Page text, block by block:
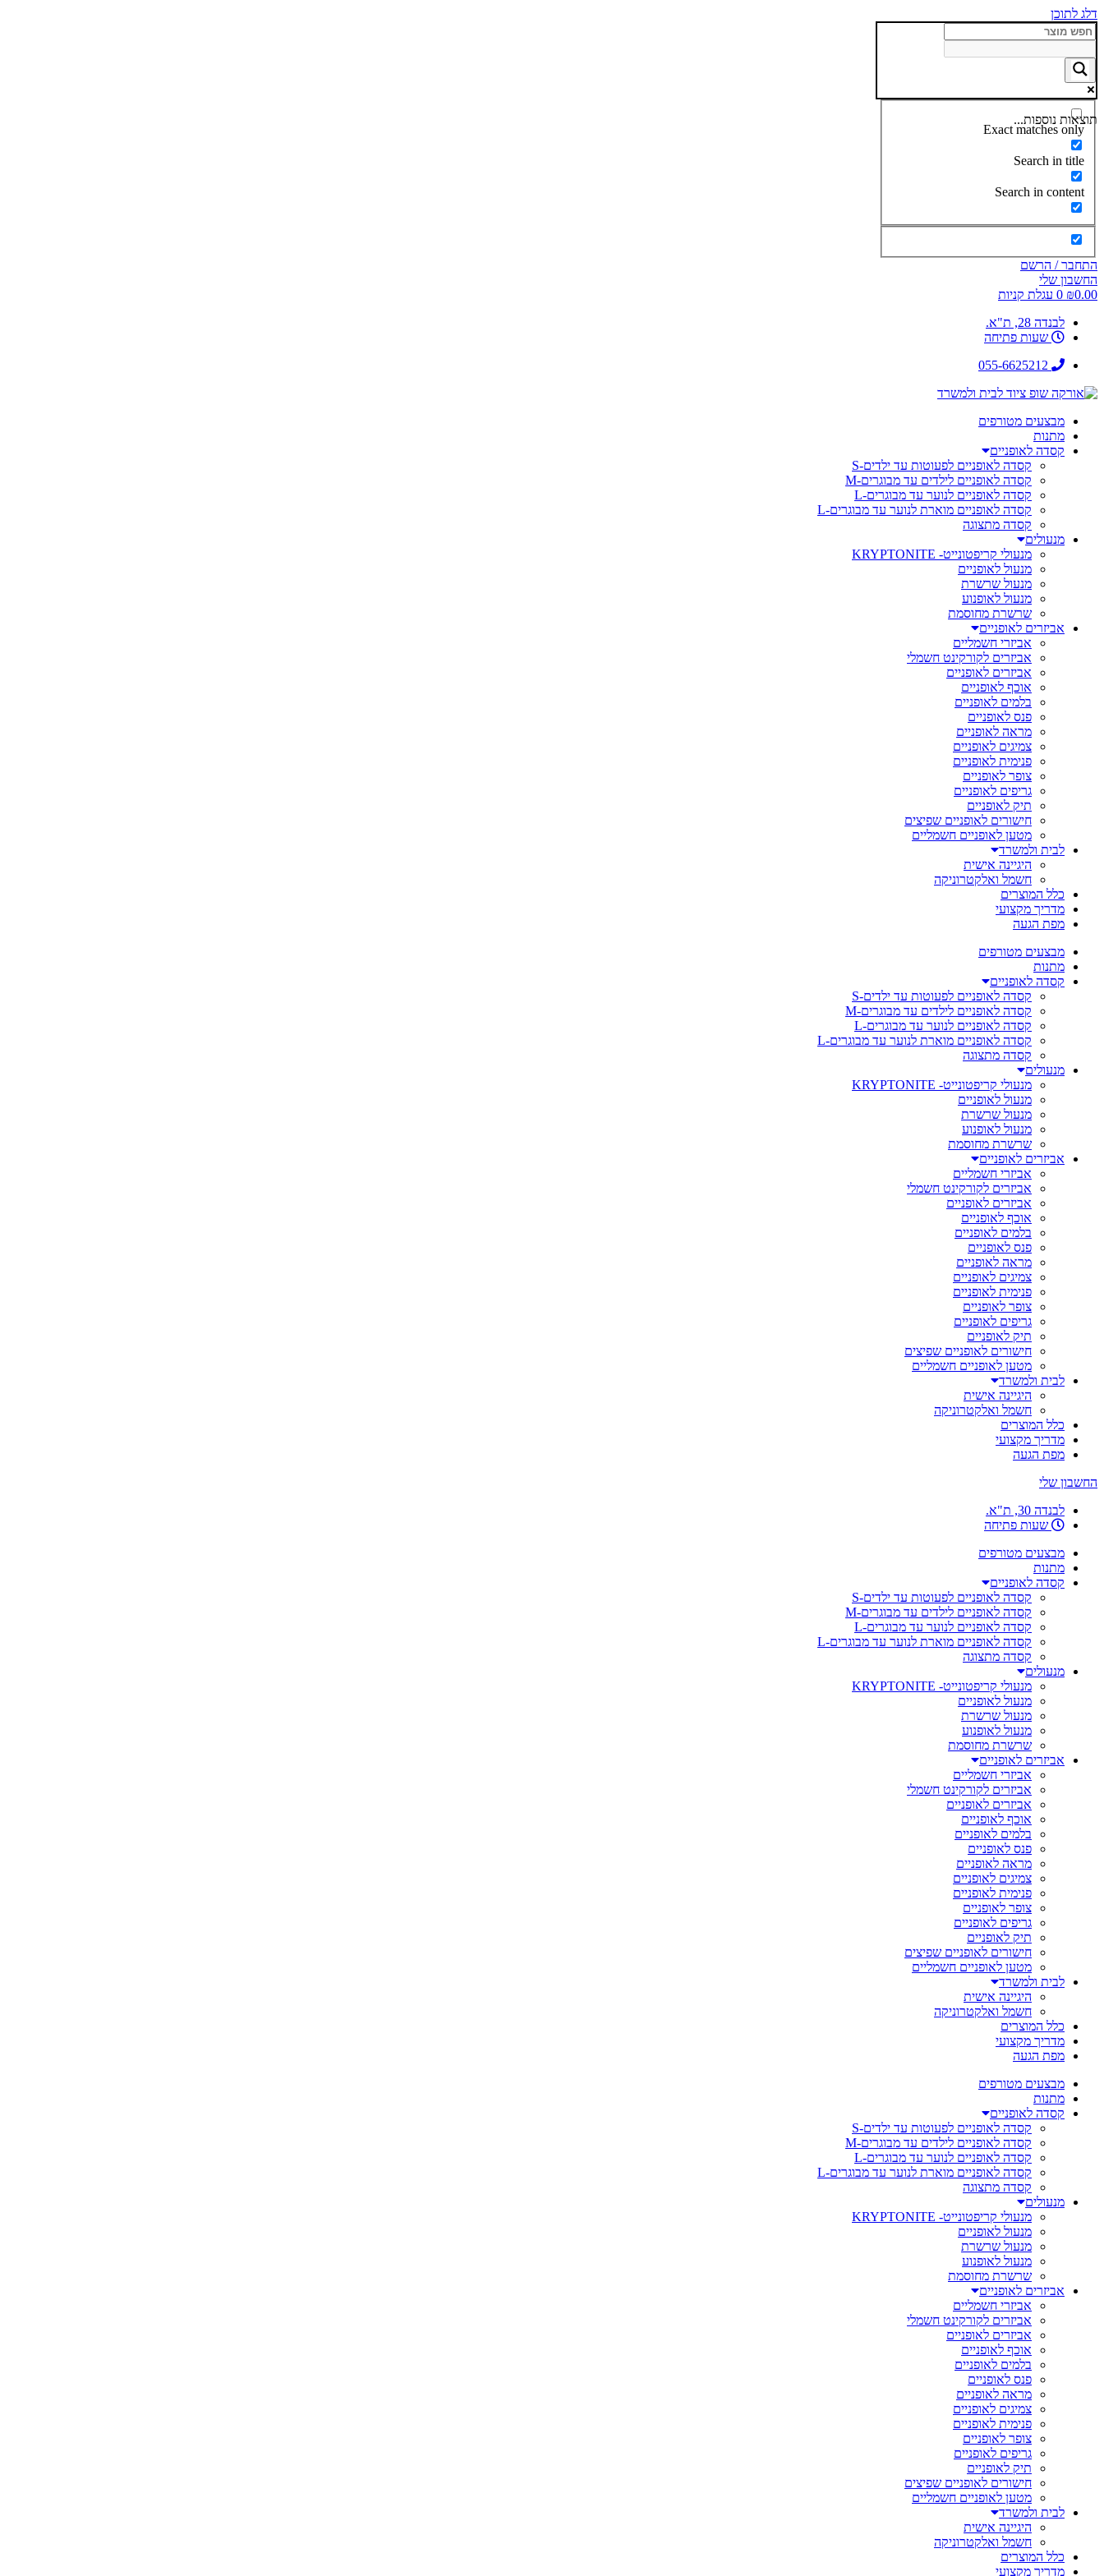
דלג לתוכן
תוצאות נוספות...
Exact matches only
Search in title
Search in content
התחבר / הרשם
החשבון שלי
₪0.00
0 עגלת קניות
לבנדה 28, ת"א.
שעות פתיחה
055-6625212
מבצעים מטורפים
מתנות
קסדה לאופניים
קסדה לאופניים לפעוטות עד ילדים-S
קסדה לאופניים לילדים עד מבוגרים-M
קסדה לאופניים לנוער עד מבוגרים-L
קסדה לאופניים מוארת לנוער עד מבוגרים-L
קסדה מתצוגה
מנעולים
מנעולי קריפטונייט- KRYPTONITE
מנעול לאופניים
מנעול שרשרת
מנעול לאופנוע
שרשרת מחוסמת
אביזרים לאופניים
אביזרי חשמליים
אביזרים לקורקינט חשמלי
אביזרים לאופניים
אוכף לאופניים
בלמים לאופניים
פנס לאופניים
מראה לאופניים
צמיגים לאופניים
פנימית לאופניים
צופר לאופניים
גריפים לאופניים
תיק לאופניים
חישורים לאופניים שפיצים
מטען לאופניים חשמליים
לבית ולמשרד
היגיינה אישית
חשמל ואלקטרוניקה
כלל המוצרים
מדריך מקצועי
מפת הגעה
מבצעים מטורפים
מתנות
קסדה לאופניים
קסדה לאופניים לפעוטות עד ילדים-S
קסדה לאופניים לילדים עד מבוגרים-M
קסדה לאופניים לנוער עד מבוגרים-L
קסדה לאופניים מוארת לנוער עד מבוגרים-L
קסדה מתצוגה
מנעולים
מנעולי קריפטונייט- KRYPTONITE
מנעול לאופניים
מנעול שרשרת
מנעול לאופנוע
שרשרת מחוסמת
אביזרים לאופניים
אביזרי חשמליים
אביזרים לקורקינט חשמלי
אביזרים לאופניים
אוכף לאופניים
בלמים לאופניים
פנס לאופניים
מראה לאופניים
צמיגים לאופניים
פנימית לאופניים
צופר לאופניים
גריפים לאופניים
תיק לאופניים
חישורים לאופניים שפיצים
מטען לאופניים חשמליים
לבית ולמשרד
היגיינה אישית
חשמל ואלקטרוניקה
כלל המוצרים
מדריך מקצועי
מפת הגעה
החשבון שלי
לבנדה 30, ת"א.
שעות פתיחה
מבצעים מטורפים
מתנות
קסדה לאופניים
קסדה לאופניים לפעוטות עד ילדים-S
קסדה לאופניים לילדים עד מבוגרים-M
קסדה לאופניים לנוער עד מבוגרים-L
קסדה לאופניים מוארת לנוער עד מבוגרים-L
קסדה מתצוגה
מנעולים
מנעולי קריפטונייט- KRYPTONITE
מנעול לאופניים
מנעול שרשרת
מנעול לאופנוע
שרשרת מחוסמת
אביזרים לאופניים
אביזרי חשמליים
אביזרים לקורקינט חשמלי
אביזרים לאופניים
אוכף לאופניים
בלמים לאופניים
פנס לאופניים
מראה לאופניים
צמיגים לאופניים
פנימית לאופניים
צופר לאופניים
גריפים לאופניים
תיק לאופניים
חישורים לאופניים שפיצים
מטען לאופניים חשמליים
לבית ולמשרד
היגיינה אישית
חשמל ואלקטרוניקה
כלל המוצרים
מדריך מקצועי
מפת הגעה
מבצעים מטורפים
מתנות
קסדה לאופניים
קסדה לאופניים לפעוטות עד ילדים-S
קסדה לאופניים לילדים עד מבוגרים-M
קסדה לאופניים לנוער עד מבוגרים-L
קסדה לאופניים מוארת לנוער עד מבוגרים-L
קסדה מתצוגה
מנעולים
מנעולי קריפטונייט- KRYPTONITE
מנעול לאופניים
מנעול שרשרת
מנעול לאופנוע
שרשרת מחוסמת
אביזרים לאופניים
אביזרי חשמליים
אביזרים לקורקינט חשמלי
אביזרים לאופניים
אוכף לאופניים
בלמים לאופניים
פנס לאופניים
מראה לאופניים
צמיגים לאופניים
פנימית לאופניים
צופר לאופניים
גריפים לאופניים
תיק לאופניים
חישורים לאופניים שפיצים
מטען לאופניים חשמליים
לבית ולמשרד
היגיינה אישית
חשמל ואלקטרוניקה
כלל המוצרים
מדריך מקצועי